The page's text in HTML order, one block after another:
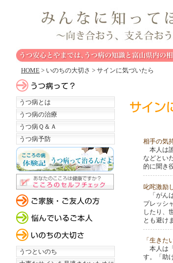
HOME > いのちの大切さ > サインに気づいたら
うつ病とは
うつ病の治療
うつ病Ｑ＆Ａ
うつ病予防
うつといのち
相手の気
本人は
などとい
的に聞き
叱咤激励
「がん
プレッシ
したり、
とも避け
「生きた
本人は
す。「助